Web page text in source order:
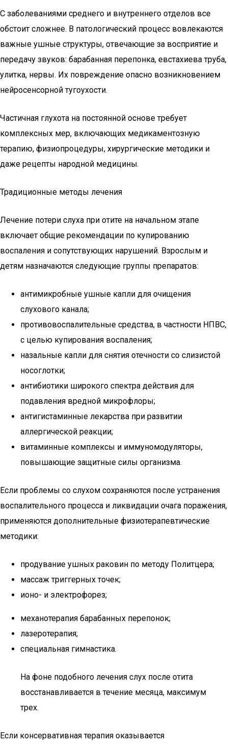
С заболеваниями среднего и внутреннего отделов все
обстоит сложнее. В патологический процесс вовлекаются
важные ушные структуры, отвечающие за восприятие и
передачу звуков: барабанная перепонка, евстахиева труба,
улитка, нервы. Их повреждение опасно возникновением
нейросенсорной тугоухости.
Частичная глухота на постоянной основе требует
комплексных мер, включающих медикаментозную
терапию, физиопроцедуры, хирургические методики и
даже рецепты народной медицины.
Традиционные методы лечения
Лечение потери слуха при отите на начальном этапе
включает общие рекомендации по купированию
воспаления и сопутствующих нарушений. Взрослым и
детям назначаются следующие группы препаратов:
антимикробные ушные капли для очищения
слухового канала;
противовоспалительные средства, в частности НПВС,
с целью купирования воспаления;
назальные капли для снятия отечности со слизистой
носоглотки;
антибиотики широкого спектра действия для
подавления вредной микрофлоры;
антигистаминные лекарства при развитии
аллергической реакции;
витаминные комплексы и иммуномодуляторы,
повышающие защитные силы организма.
Если проблемы со слухом сохраняются после устранения
воспалительного процесса и ликвидации очага поражения,
применяются дополнительные физиотерапевтические
методики:
продувание ушных раковин по методу Политцера;
массаж триггерных точек;
ионо- и электрофорез;
механотерапия барабанных перепонок;
лазеротерапия;
специальная гимнастика.
На фоне подобного лечения слух после отита
восстанавливается в течение месяца, максимум
трех.
Если консервативная терапия оказывается